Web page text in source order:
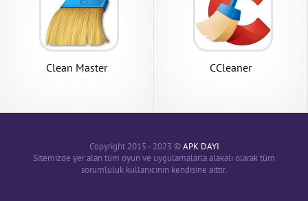
Clean Master CCleaner
Copyright 2015 - 2023 ©APK DAYI
Sitemizde yer alan tüm oyun ve uygulamalarla alakalı olarak tüm
sorumluluk kullanıcının kendisine aittir.